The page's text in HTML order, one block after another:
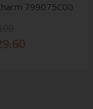
799075C00